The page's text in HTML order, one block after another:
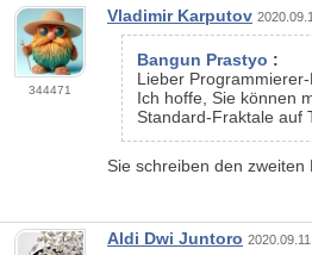
344471
Vladimir Karputov
Bangun Prastyo :
Lieber Programmierer-
Ich hoffe, Sie können
Standard-Fraktale auf
Sie schreiben den zweiten
Aldi Dwi Juntoro